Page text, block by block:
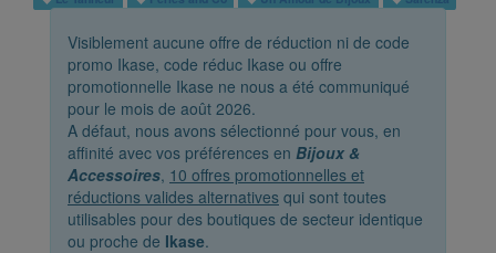
Visiblement aucune offre de réduction ni de code
promo Ikase, code réduc Ikase ou offre
promotionnelle Ikase ne nous a été communiqué
pour le mois de août 2026.
A défaut, nous avons sélectionné pour vous, en
affinité avec vos préférences en Bijoux &
Accessoires, 10 offres promotionnelles et
réductions valides alternatives qui sont toutes
utilisables pour des boutiques de secteur identique
ou proche de Ikase.